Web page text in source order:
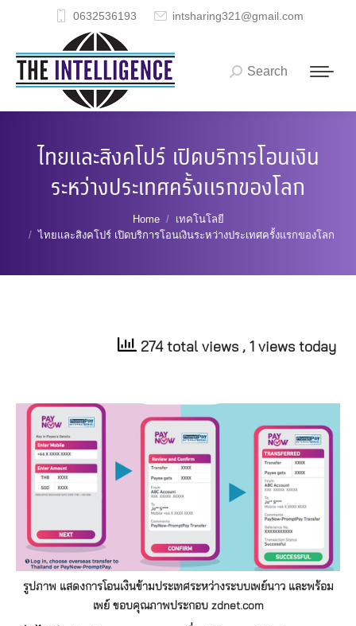
0632536193 intsharing321@gmail.com
Search:
Search
ไทยและสิงคโปร์ เปิดบริการโอนเงิน
ระหว่างประเทศครั้งแรกของโลก
Home
เทคโนโลยี
ไทยและสิงคโปร์ เปิดบริการโอนเงินระหว่างประเทศครั้งแรกของโลก
274 total views , 1 views today
รูปภาพ แสดงการโอนเงินข้ามประเทศระหว่างระบบเพย์นาว และพร้อม
เพย์ ขอบคุณภาพประกอบ zdnet.com